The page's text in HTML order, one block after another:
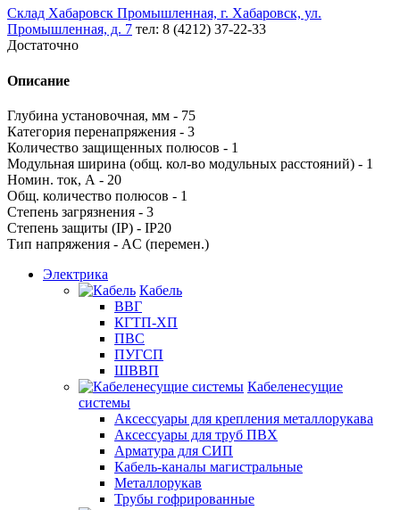
Склад Хабаровск Промышленная, г. Хабаровск, ул.
Промышленная, д. 7 тел: 8 (4212) 37-22-33
Достаточно
Описание
Глубина установочная, мм - 75
Категория перенапряжения - 3
Количество защищенных полюсов - 1
Модульная ширина (общ. кол-во модульных расстояний) - 1
Номин. ток, А - 20
Общ. количество полюсов - 1
Степень загрязнения - 3
Степень защиты (IP) - IP20
Тип напряжения - AC (перемен.)
Электрика
Кабель
ВВГ
КГТП-ХП
ПВС
ПУГСП
ШВВП
Кабеленесущие
системы
Аксессуары для крепления металлорукава
Аксессуары для труб ПВХ
Арматура для СИП
Кабель-каналы магистральные
Металлорукав
Трубы гофрированные